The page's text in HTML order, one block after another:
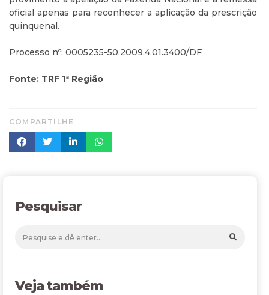
oficial apenas para reconhecer a aplicação da prescrição
quinquenal.
Processo nº: 0005235-50.2009.4.01.3400/DF
Fonte: TRF 1ª Região
COMPARTILHE
Pesquisar
Veja também